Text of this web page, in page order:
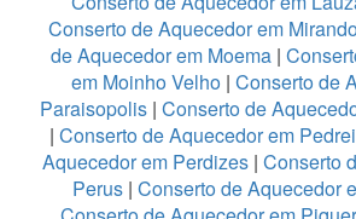
Conserto de Aquecedor em
de Aquecedor em Moema |
em Moinho Velho | Conserto de
Paraisopolis | Conserto de
| Conserto de Aquecedor em
Aquecedor em Perdizes | Conserto
Perus| Conserto de Aquecedor